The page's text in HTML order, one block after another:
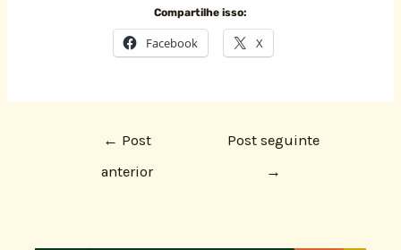
Compartilhe isso:
Facebook X
← Post
anterior
Post seguinte
→